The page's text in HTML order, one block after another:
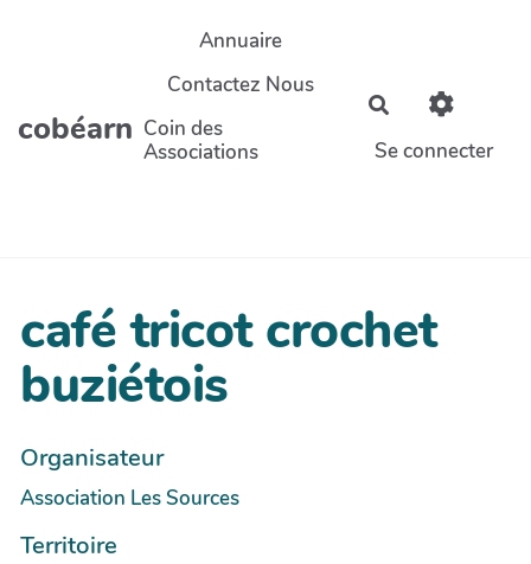
Aller au contenu principal
cobéarn
Annuaire
Contactez Nous
Coin des
Associations
Rechercher
Se connecter
café tricot crochet
buziétois
Organisateur
Association Les Sources
Territoire